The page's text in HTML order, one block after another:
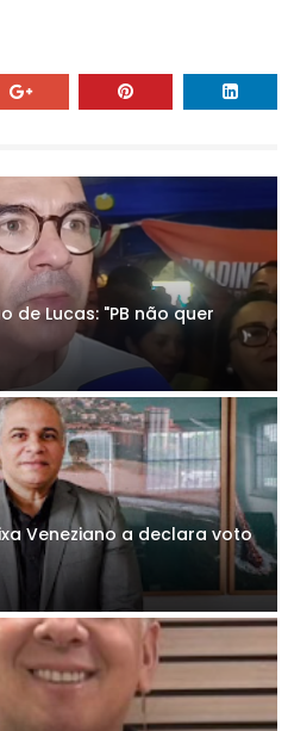
de Lucas: "PB não quer
Veneziano a declara voto